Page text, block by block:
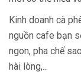
Kinh doanh cà
nguồn cafe bạn
ngon, pha chế
hài lòng,...